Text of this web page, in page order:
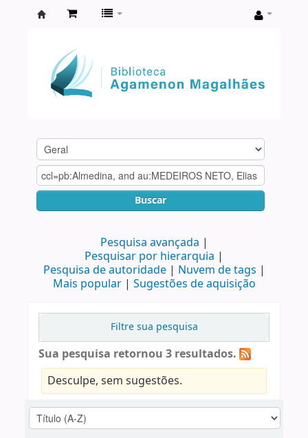
Agamenon
Magalhães
Buscar
Pesquisa avançada
Pesquisar por hierarquia
Pesquisa de autoridade
Nuvem de tags
Mais popular
Sugestões de aquisição
Filtre sua pesquisa
Sua pesquisa retornou 3 resultados.
Desculpe, sem sugestões.